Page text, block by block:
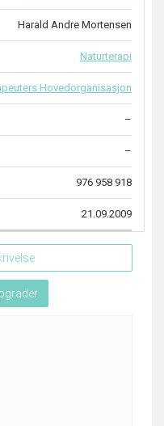
Harald Andre Mortensen
Naturterapi
Hovedorganisasjon
–
–
976 958 918
21.09.2009